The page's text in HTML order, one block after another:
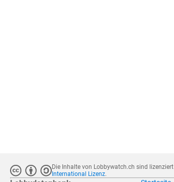
Die Inhalte von Lobbywatch.ch sind
International Lizenz.